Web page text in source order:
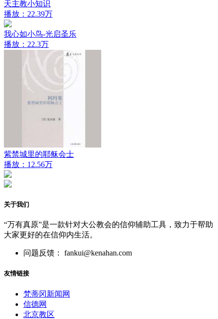
天主教小知识
播放：22.39万
我心如小鸟-光启圣乐
播放：22.3万
紫禁城里的耶稣会士
播放：12.56万
关于我们
“万有真原”是一款针对大公教会的信仰辅助工具，致力于帮助
大家更好的在信仰内生活。
问题反馈： fankui@kenahan.com
友情链接
梵蒂冈新闻网
信德网
北京教区